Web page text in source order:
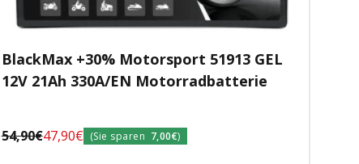
BlackMax +30% Motorsport 51913 GEL
12V 21Ah 330A/EN Motorradbatterie
Angebotspreis
47,90€
Regulärer
54,90€ (Sie sparen 7,00€)